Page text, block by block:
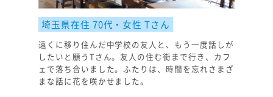
埼玉県在住 70代・女性 Tさん
遠くに移り住んだ中学校の友人と、もう一度話しが
したいと願うTさん。友人の住む街まで行き、カフ
ェで落ち合いました。ふたりは、時間を忘れさまざ
まな話に花を咲かせました。